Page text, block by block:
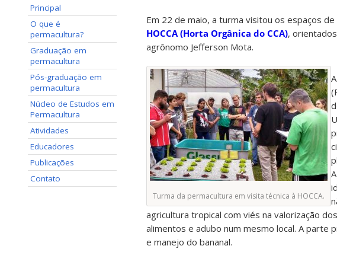
Principal
O que é
permacultura?
Graduação em
permacultura
Pós-graduação em
permacultura
Núcleo de Estudos em
Permacultura
Atividades
Educadores
Publicações
Contato
Em 22 de maio, a turma visitou os espaços
HOCCA (Horta Orgânica do CCA),
agrônomo Jefferson Mota.
Turma da permacultura em visita técnica à HOCCA.
agricultura tropical com viés na valorização
alimentos e adubo num mesmo local. A parte
e manejo do bananal.